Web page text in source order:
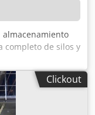
almacenamiento
completo de silos y
encerrado
en el edificio.
* Ventiladores
de control
Clickout